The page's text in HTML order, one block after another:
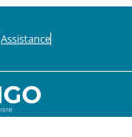
Assistance